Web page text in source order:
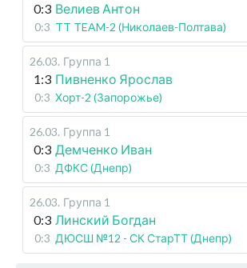
0:3 Велиев Антон
0:3 TT TEAM-2 (Николаев-Полтава)
26.03. Группа 1
1:3 Пивненко Ярослав
0:3 Хорт-2 (Запорожье)
26.03. Группа 1
0:3 Демченко Иван
0:3 ДФКС (Днепр)
26.03. Группа 1
0:3 Линский Богдан
0:3 ДЮСШ №12 - СК СтарТТ (Днепр)